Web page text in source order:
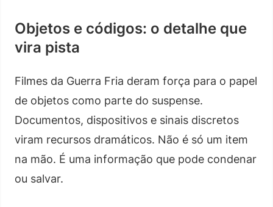
Objetos e códigos: o detalhe que
vira pista
Filmes da Guerra Fria deram força para o papel
de objetos como parte do suspense.
Documentos, dispositivos e sinais discretos
viram recursos dramáticos. Não é só um item
na mão. É uma informação que pode condenar
ou salvar.